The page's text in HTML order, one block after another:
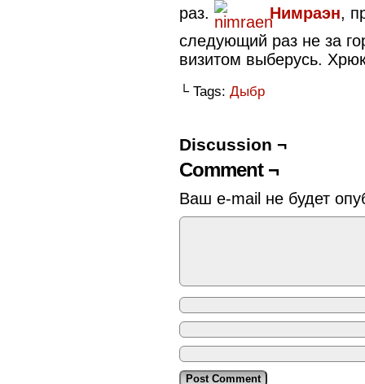
раз.
Нимраэн,
следующий раз не за
визитом выберусь.
└ Tags: Дыбр
Discussion ¬
Comment ¬
Ваш e-mail не будет